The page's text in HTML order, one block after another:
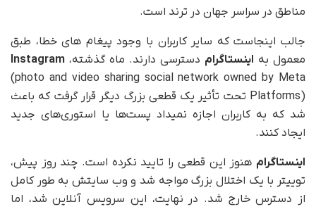
مناطق در سراسر جهان در ترند است.
جالب اینجاست که سایر کاربران با وجود پیغام های خطا، طبق
معمول به اینستاگرام دسترسی دارند. ماه گذشته، Instagram
(photo and video sharing social network owned by Meta
Platforms) تحت تأثیر یک قطعی بزرگ دیگر قرار گرفت که باعث
شد که به کاربران اجازه نمیداد پست‌ها یا استوری‌های جدید
ایجاد کنند.
اینستاگرام هنوز این قطعی را تایید نکرده است. چند روز پیش،
توییتر با یک اختلال بزرگ مواجه شد و وب سایتش به طور کامل
از دسترس خارج شد. در نهایت، این سرویس آنلاین شد، اما